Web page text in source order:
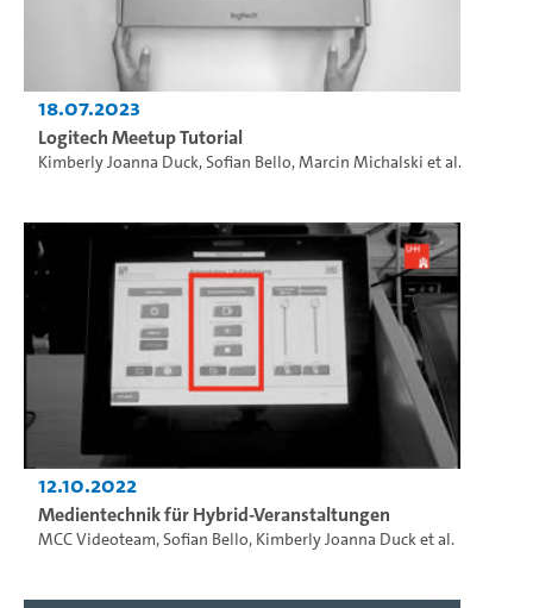
18.07.2023
Logitech Meetup Tutorial
Kimberly Joanna Duck,Sofian Bello,Marcin Michalski et al.
12.10.2022
Medientechnik für Hybrid-Veranstaltungen
MCC Videoteam,Sofian Bello, Kimberly Joanna Ducket al.